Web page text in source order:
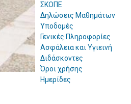
ΣΚΟΠΕ
Δηλώσεις Μαθημάτων
Υποδομές
Γενικές Πληροφορίες
Ασφάλεια και Υγιεινή
Διδάσκοντες
Όροι χρήσης
Ημερίδες